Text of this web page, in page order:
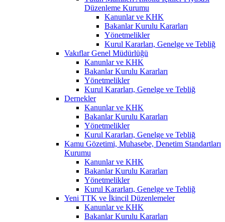
Düzenleme Kurumu
Kanunlar ve KHK
Bakanlar Kurulu Kararları
Yönetmelikler
Kurul Kararları, Genelge ve Tebliğ
Vakıflar Genel Müdürlüğü
Kanunlar ve KHK
Bakanlar Kurulu Kararları
Yönetmelikler
Kurul Kararları, Genelge ve Tebliğ
Dernekler
Kanunlar ve KHK
Bakanlar Kurulu Kararları
Yönetmelikler
Kurul Kararları, Genelge ve Tebliğ
Kamu Gözetimi, Muhasebe, Denetim Standartları
Kurumu
Kanunlar ve KHK
Bakanlar Kurulu Kararları
Yönetmelikler
Kurul Kararları, Genelge ve Tebliğ
Yeni TTK ve İkincil Düzenlemeler
Kanunlar ve KHK
Bakanlar Kurulu Kararları